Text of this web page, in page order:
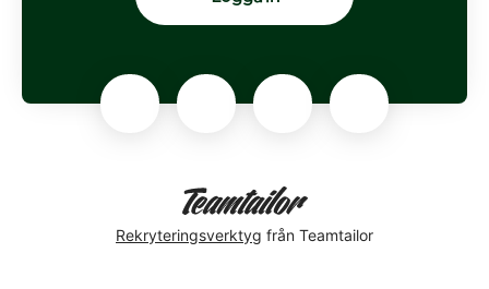
Rekryteringsverktyg från Teamtailor